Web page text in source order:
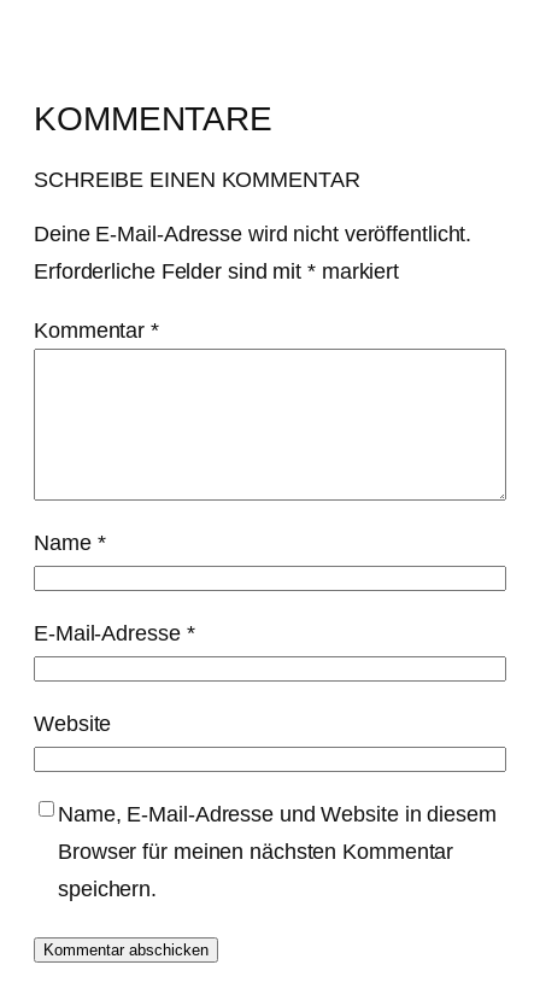
KOMMENTARE
SCHREIBE EINEN KOMMENTAR
Deine E-Mail-Adresse wird nicht veröffentlicht.
Erforderliche Felder sind mit *markiert
Kommentar*
Name *
E-Mail-Adresse *
Website
Name, E-Mail-Adresse und Website in diesem
Browser für meinen nächsten Kommentar
speichern.